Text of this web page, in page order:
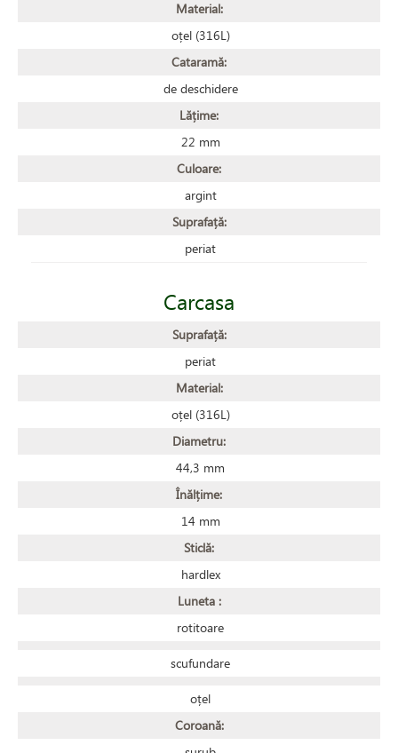
Material:
oțel (316L)
Cataramă:
de deschidere
Lățime:
22 mm
Culoare:
argint
Suprafață:
periat
Carcasa
Suprafață:
periat
Material:
oțel (316L)
Diametru:
44,3 mm
Înălțime:
14 mm
Sticlă:
hardlex
Luneta :
rotitoare
scufundare
oțel
Coroană: